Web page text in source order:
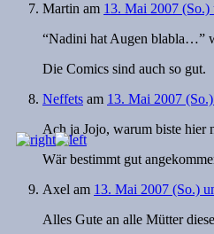
Martin am 13. Mai 2007 (So.)
“Nadini hat Augen blabla…”
Die Comics sind auch so gut.
Neffets am 13. Mai 2007
Ach ja Jojo, warum biste hier
Wär bestimmt gut
Axel am 13. Mai 2007 (So.)
Alles Gute an alle Mütter